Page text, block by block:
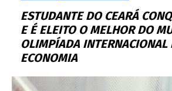
ESTUDANTE DO CEARÁ
E É ELEITO O MELHOR DO
OLIMPÍADA INTERNACIONAL
ECONOMIA